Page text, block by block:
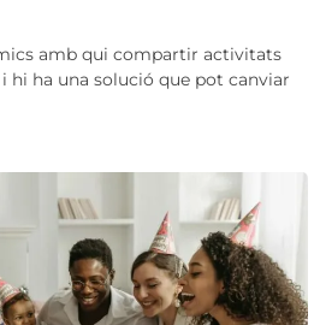
amb qui compartir activitats
hi ha una solució que pot canviar